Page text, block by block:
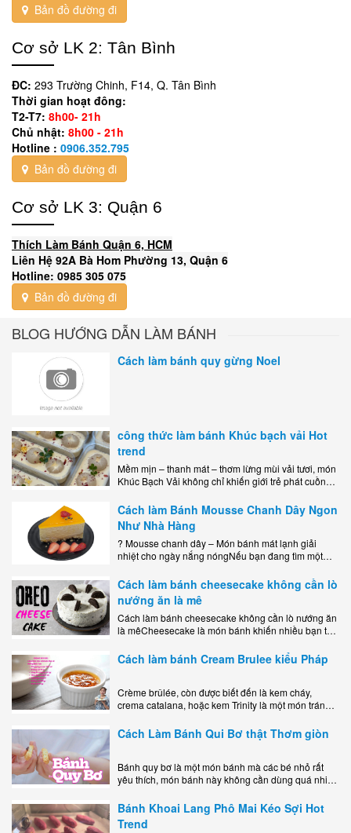
Bản đồ đường đi
Cơ sở LK 2: Tân Bình
ĐC: 293 Trường Chinh, F14, Q. Tân Bình
Thời gian hoạt đông:
T2-T7: 8h00- 21h
Chủ nhật: 8h00 - 21h
Hotline : 0906.352.795
Bản đồ đường đi
Cơ sở LK 3: Quận 6
Thích Làm Bánh Quận 6, HCM
Liên Hệ 92A Bà Hom Phường 13, Quận 6
Hotline: 0985 305 075
Bản đồ đường đi
BLOG HƯỚNG DẪN LÀM BÁNH
Cách làm bánh quy gừng Noel
công thức làm bánh Khúc bạch vải Hot
trend
Mềm mịn – thanh mát – thơm lừng mùi vải tươi, món
Khúc Bạch Vải không chỉ khiến giới trẻ phát cuồng
Cách làm Bánh Mousse Chanh Dây Ngon
Như Nhà Hàng
? Mousse chanh dây – Món bánh mát lạnh giải
nhiệt cho ngày nắng nóngNếu bạn đang tìm một
dễ..
Cách làm bánh cheesecake không cần lò
nướng ăn là mê
Cách làm bánh cheesecake không cần lò nướng ăn
là mêCheesecake là món bánh khiến nhiều bạn trẻ
kem..
Cách làm bánh Cream Brulee kiểu Pháp
Crème brûlée, còn được biết đến là kem cháy,
crema catalana, hoặc kem Trinity là một món tráng
lớp..
Cách Làm Bánh Qui Bơ thật Thơm giòn
Bánh quy bơ là một món bánh mà các bé nhỏ rất
yêu thích, món bánh này không cần dùng quá nhiều
Bánh Khoai Lang Phô Mai Kéo Sợi Hot
Trend